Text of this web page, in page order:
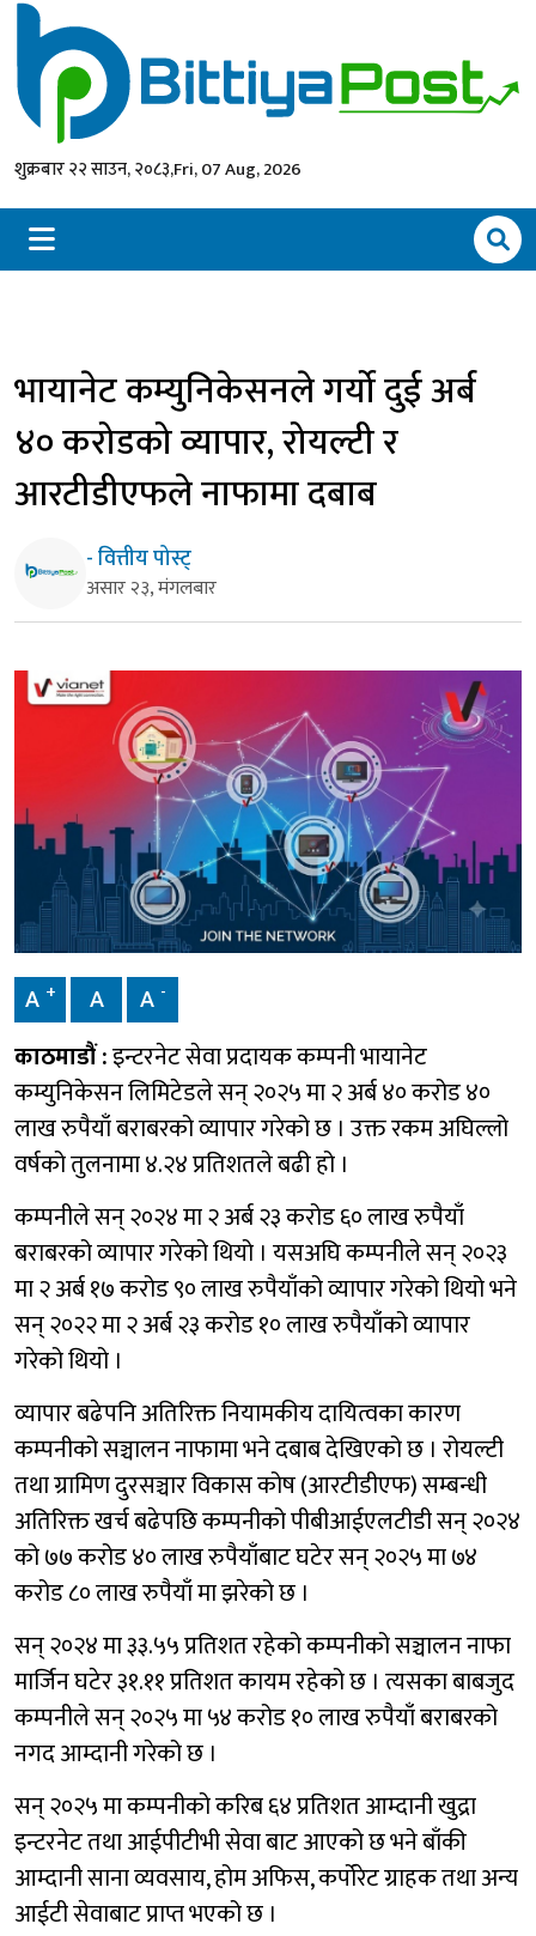
शुक्रबार २२ साउन, २०८३,Fri, 07 Aug, 2026
भायानेट कम्युनिकेसनले गर्यो दुई अर्ब
४० करोडको व्यापार, रोयल्टी र
आरटीडीएफले नाफामा दबाब
- वित्तीय पोस्ट्
असार २३, मंगलबार
A + A A -
काठमाडौं :इन्टरनेट सेवा प्रदायक कम्पनी भायानेट
कम्युनिकेसन लिमिटेडले सन् २०२५ मा २ अर्ब ४० करोड ४०
लाख रुपैयाँ बराबरको व्यापार गरेको छ । उक्त रकम अघिल्लो
वर्षको तुलनामा ४.२४ प्रतिशतले बढी हो ।
कम्पनीले सन् २०२४ मा २ अर्ब २३ करोड ६० लाख रुपैयाँ
बराबरको व्यापार गरेको थियो । यसअघि कम्पनीले सन् २०२३
मा २ अर्ब १७ करोड ९० लाख रुपैयाँको व्यापार गरेको थियो भने
सन् २०२२ मा २ अर्ब २३ करोड १० लाख रुपैयाँको व्यापार
गरेको थियो ।
व्यापार बढेपनि अतिरिक्त नियामकीय दायित्वका कारण
कम्पनीको सञ्चालन नाफामा भने दबाब देखिएको छ । रोयल्टी
तथा ग्रामिण दुरसञ्चार विकास कोष (आरटीडीएफ) सम्बन्धी
अतिरिक्त खर्च बढेपछि कम्पनीको पीबीआईएलटीडी सन् २०२४
को ७७ करोड ४० लाख रुपैयाँबाट घटेर सन् २०२५ मा ७४
करोड ८० लाख रुपैयाँ मा झरेको छ ।
सन् २०२४ मा ३३.५५ प्रतिशत रहेको कम्पनीको सञ्चालन नाफा
मार्जिन घटेर ३१.११ प्रतिशत कायम रहेको छ । त्यसका बाबजुद
कम्पनीले सन् २०२५ मा ५४ करोड १० लाख रुपैयाँ बराबरको
नगद आम्दानी गरेको छ ।
सन् २०२५ मा कम्पनीको करिब ६४ प्रतिशत आम्दानी खुद्रा
इन्टरनेट तथा आईपीटीभी सेवा बाट आएको छ भने बाँकी
आम्दानी साना व्यवसाय, होम अफिस, कर्पोरेट ग्राहक तथा अन्य
आईटी सेवाबाट प्राप्त भएको छ ।